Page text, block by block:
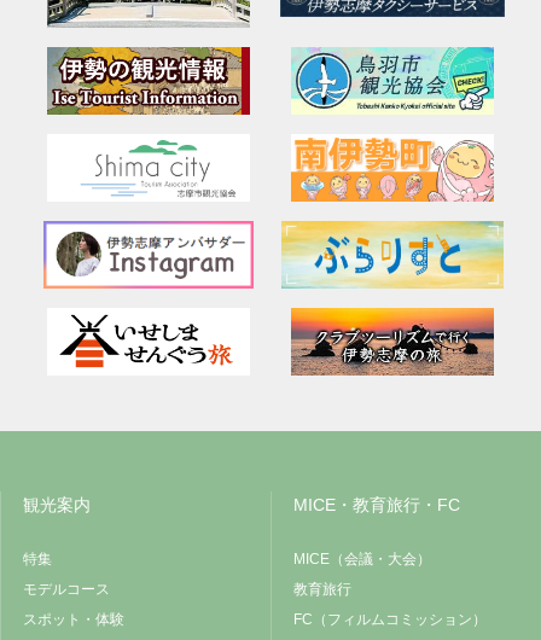
観光案内
特集
モデルコース
スポット・体験
MICE・教育旅行・FC
MICE（会議・大会）
教育旅行
FC（フィルムコミッション）